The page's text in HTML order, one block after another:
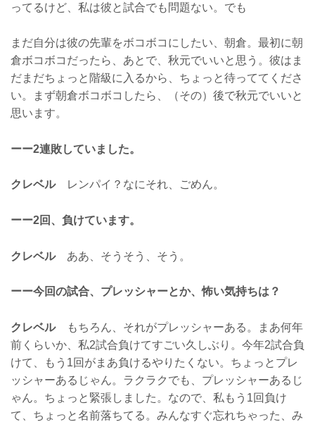
ってるけど、私は彼と試合でも問題ない。でも
まだ自分は彼の先輩をボコボコにしたい、朝倉。最初に朝
倉ボコボコだったら、あとで、秋元でいいと思う。彼はま
だまだちょっと階級に入るから、ちょっと待っててくださ
い。まず朝倉ボコボコしたら、（その）後で秋元でいいと
思います。
ーー2連敗していました。
クレベルレンパイ？なにそれ、ごめん。
ーー2回、負けています。
クレベルああ、そうそう、そう。
ーー今回の試合、プレッシャーとか、怖い気持ちは？
クレベルもちろん、それがプレッシャーある。まあ何年
前くらいか、私2試合負けてすごい久しぶり。今年2試合負
けて、もう1回がまあ負けるやりたくない。ちょっとプレ
ッシャーあるじゃん。ラクラクでも、プレッシャーあるじ
ゃん。ちょっと緊張しました。なので、私もう1回負け
て、ちょっと名前落ちてる。みんなすぐ忘れちゃった、み